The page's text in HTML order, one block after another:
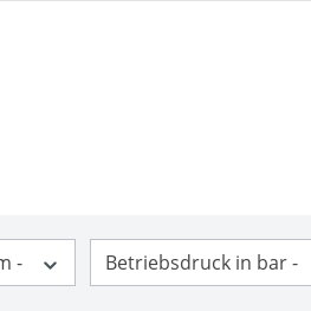
- Betriebsdruck in bar -